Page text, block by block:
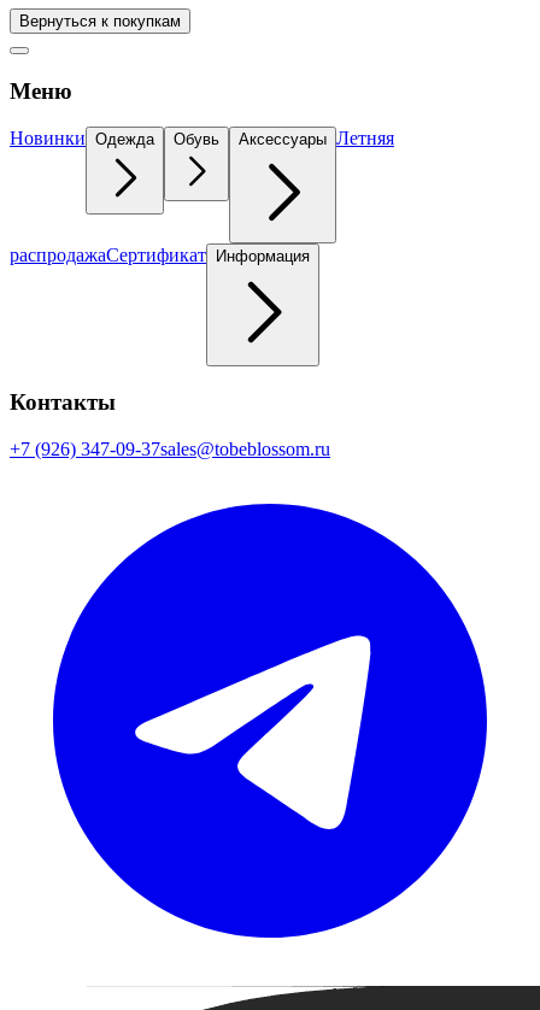
Вернуться к покупкам
Меню
Новинки Одежда Обувь Аксессуары Летняя
распродажаСертификат Информация
Контакты
+7 (926) 347-09-37sales@tobeblossom.ru